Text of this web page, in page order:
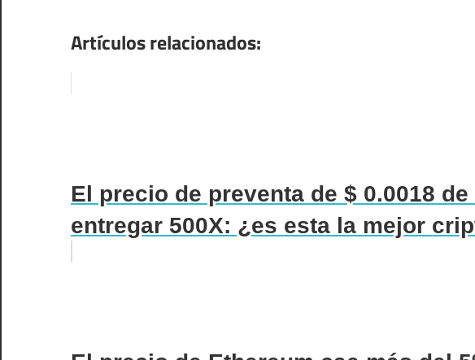
Artículos relacionados:
El precio de preventa de $ 0.0018
entregar 500X: ¿es esta la mejor